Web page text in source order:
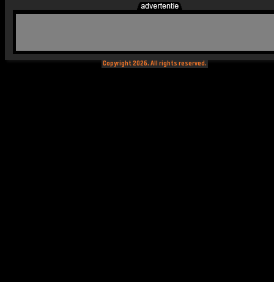
Copyright 2026. All rights reserved.